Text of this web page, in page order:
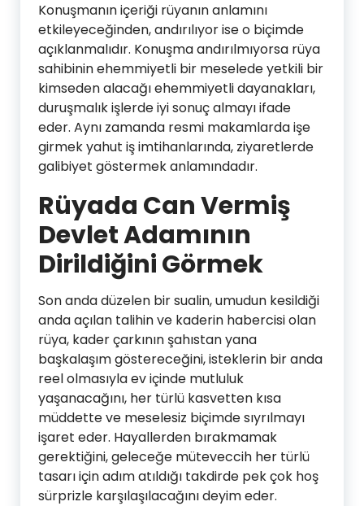
Konuşmanın içeriği rüyanın anlamını
etkileyeceğinden, andırılıyor ise o biçimde
açıklanmalıdır. Konuşma andırılmıyorsa rüya
sahibinin ehemmiyetli bir meselede yetkili bir
kimseden alacağı ehemmiyetli dayanakları,
duruşmalık işlerde iyi sonuç almayı ifade
eder. Aynı zamanda resmi makamlarda işe
girmek yahut iş imtihanlarında, ziyaretlerde
galibiyet göstermek anlamındadır.
Rüyada Can Vermiş
Devlet Adamının
Dirildiğini Görmek
Son anda düzelen bir sualin, umudun kesildiği
anda açılan talihin ve kaderin habercisi olan
rüya, kader çarkının şahıstan yana
başkalaşım göstereceğini, isteklerin bir anda
reel olmasıyla ev içinde mutluluk
yaşanacağını, her türlü kasvetten kısa
müddette ve meselesiz biçimde sıyrılmayı
işaret eder. Hayallerden bırakmamak
gerektiğini, geleceğe müteveccih her türlü
tasarı için adım atıldığı takdirde pek çok hoş
sürprizle karşılaşılacağını deyim eder.